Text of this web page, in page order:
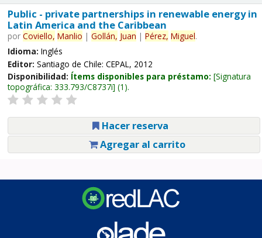
Public - private partnerships in renewable energy in
Latin America and the Caribbean
por Coviello, Manlio | Gollán, Juan | Pérez, Miguel.
Idioma: Inglés
Editor: Santiago de Chile: CEPAL, 2012
Disponibilidad: Ítems disponibles para préstamo: Signatura
topográfica: 333.793/C8737i (1).
Hacer reserva
Agregar al carrito